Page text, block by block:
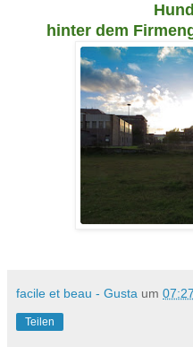
hinter dem
facile et beau - Gusta um
Teilen